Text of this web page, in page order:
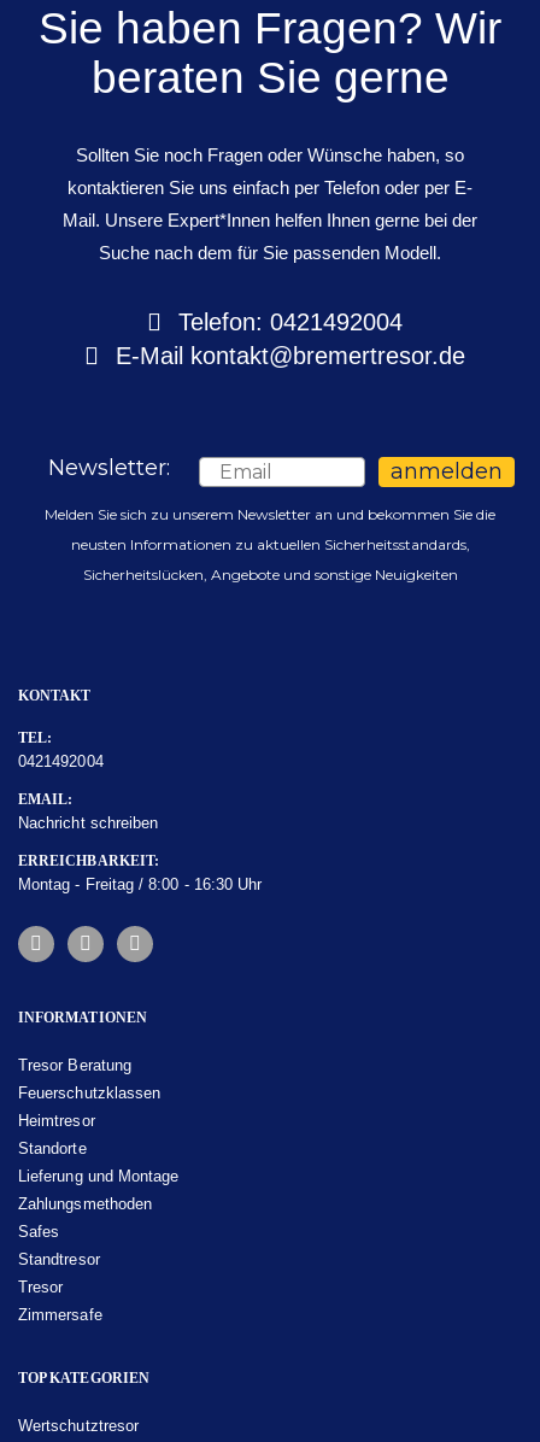
Sie haben Fragen? Wir
beraten Sie gerne
Sollten Sie noch Fragen oder Wünsche haben, so
kontaktieren Sie uns einfach per Telefon oder per E-
Mail. Unsere Expert*Innen helfen Ihnen gerne bei der
Suche nach dem für Sie passenden Modell.
Telefon: 0421492004
E-Mail kontakt@bremertresor.de
Newsletter: Email anmelden
Melden Sie sich zu unserem Newsletter an und bekommen Sie die
neusten Informationen zu aktuellen Sicherheitsstandards,
Sicherheitslücken, Angebote und sonstige Neuigkeiten
KONTAKT
TEL:
0421492004
EMAIL:
Nachricht schreiben
ERREICHBARKEIT:
Montag - Freitag / 8:00 - 16:30 Uhr
INFORMATIONEN
Tresor Beratung
Feuerschutzklassen
Heimtresor
Standorte
Lieferung und Montage
Zahlungsmethoden
Safes
Standtresor
Tresor
Zimmersafe
TOP KATEGORIEN
Wertschutztresor